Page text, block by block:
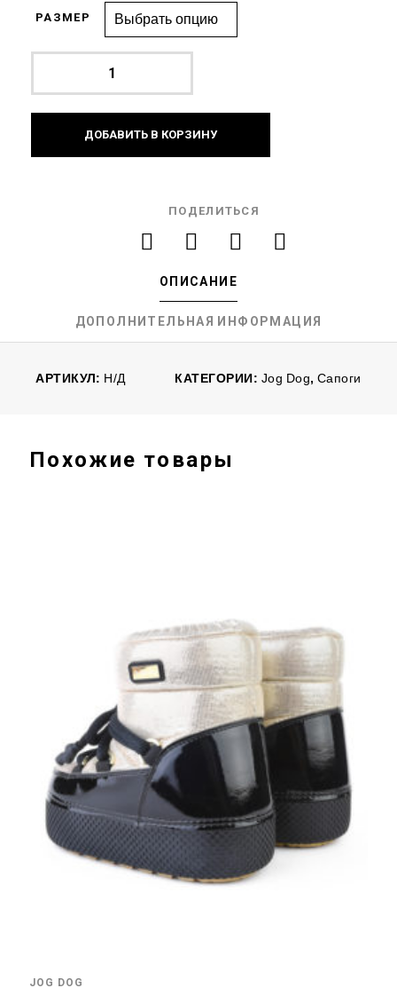
РАЗМЕР
ДОБАВИТЬ В КОРЗИНУ
ПОДЕЛИТЬСЯ
ОПИСАНИЕ
ДОПОЛНИТЕЛЬНАЯ ИНФОРМАЦИЯ
АРТИКУЛ: Н/Д КАТЕГОРИИ: Jog Dog, Сапоги
Похожие товары
JOG DOG